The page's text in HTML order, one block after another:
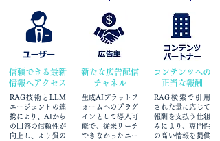
信頼できる最新
情報へアクセス
RAG技術とLLM
エージェントの連
携により、AIから
の回答の信頼性が
向上し、より質の
新たな広告配信
チャネル
生成AIプラットフ
ォームへのプラグ
インとして導入可
能で、従来リーチ
できなかったユー
コンテンツへの
正当な報酬
RAG検索で引用
された量に応じて
報酬を支払う仕組
みにより、専門性
の高い情報を提供